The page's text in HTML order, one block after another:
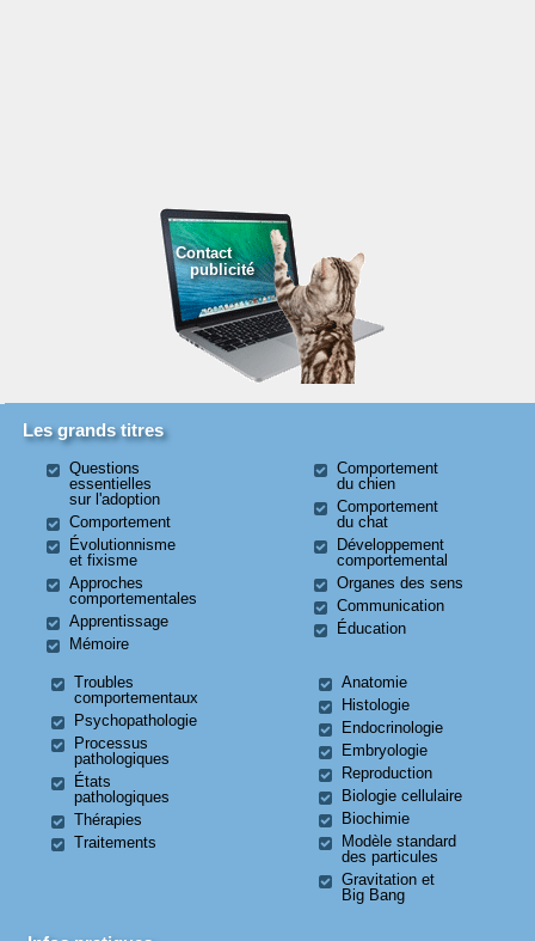
Contact
publicité
Les grands titres
Questions
essentielles
sur l'adoption
Comportement
Évolutionnisme
et fixisme
Approches
comportementales
Apprentissage
Mémoire
Comportement
du chien
Comportement
du chat
Développement
comportemental
Organes des sens
Communication
Éducation
Troubles
comportementaux
Psychopathologie
Processus
pathologiques
États
pathologiques
Thérapies
Traitements
Anatomie
Histologie
Endocrinologie
Embryologie
Reproduction
Biologie cellulaire
Biochimie
Modèle standard
des particules
Gravitation et
Big Bang